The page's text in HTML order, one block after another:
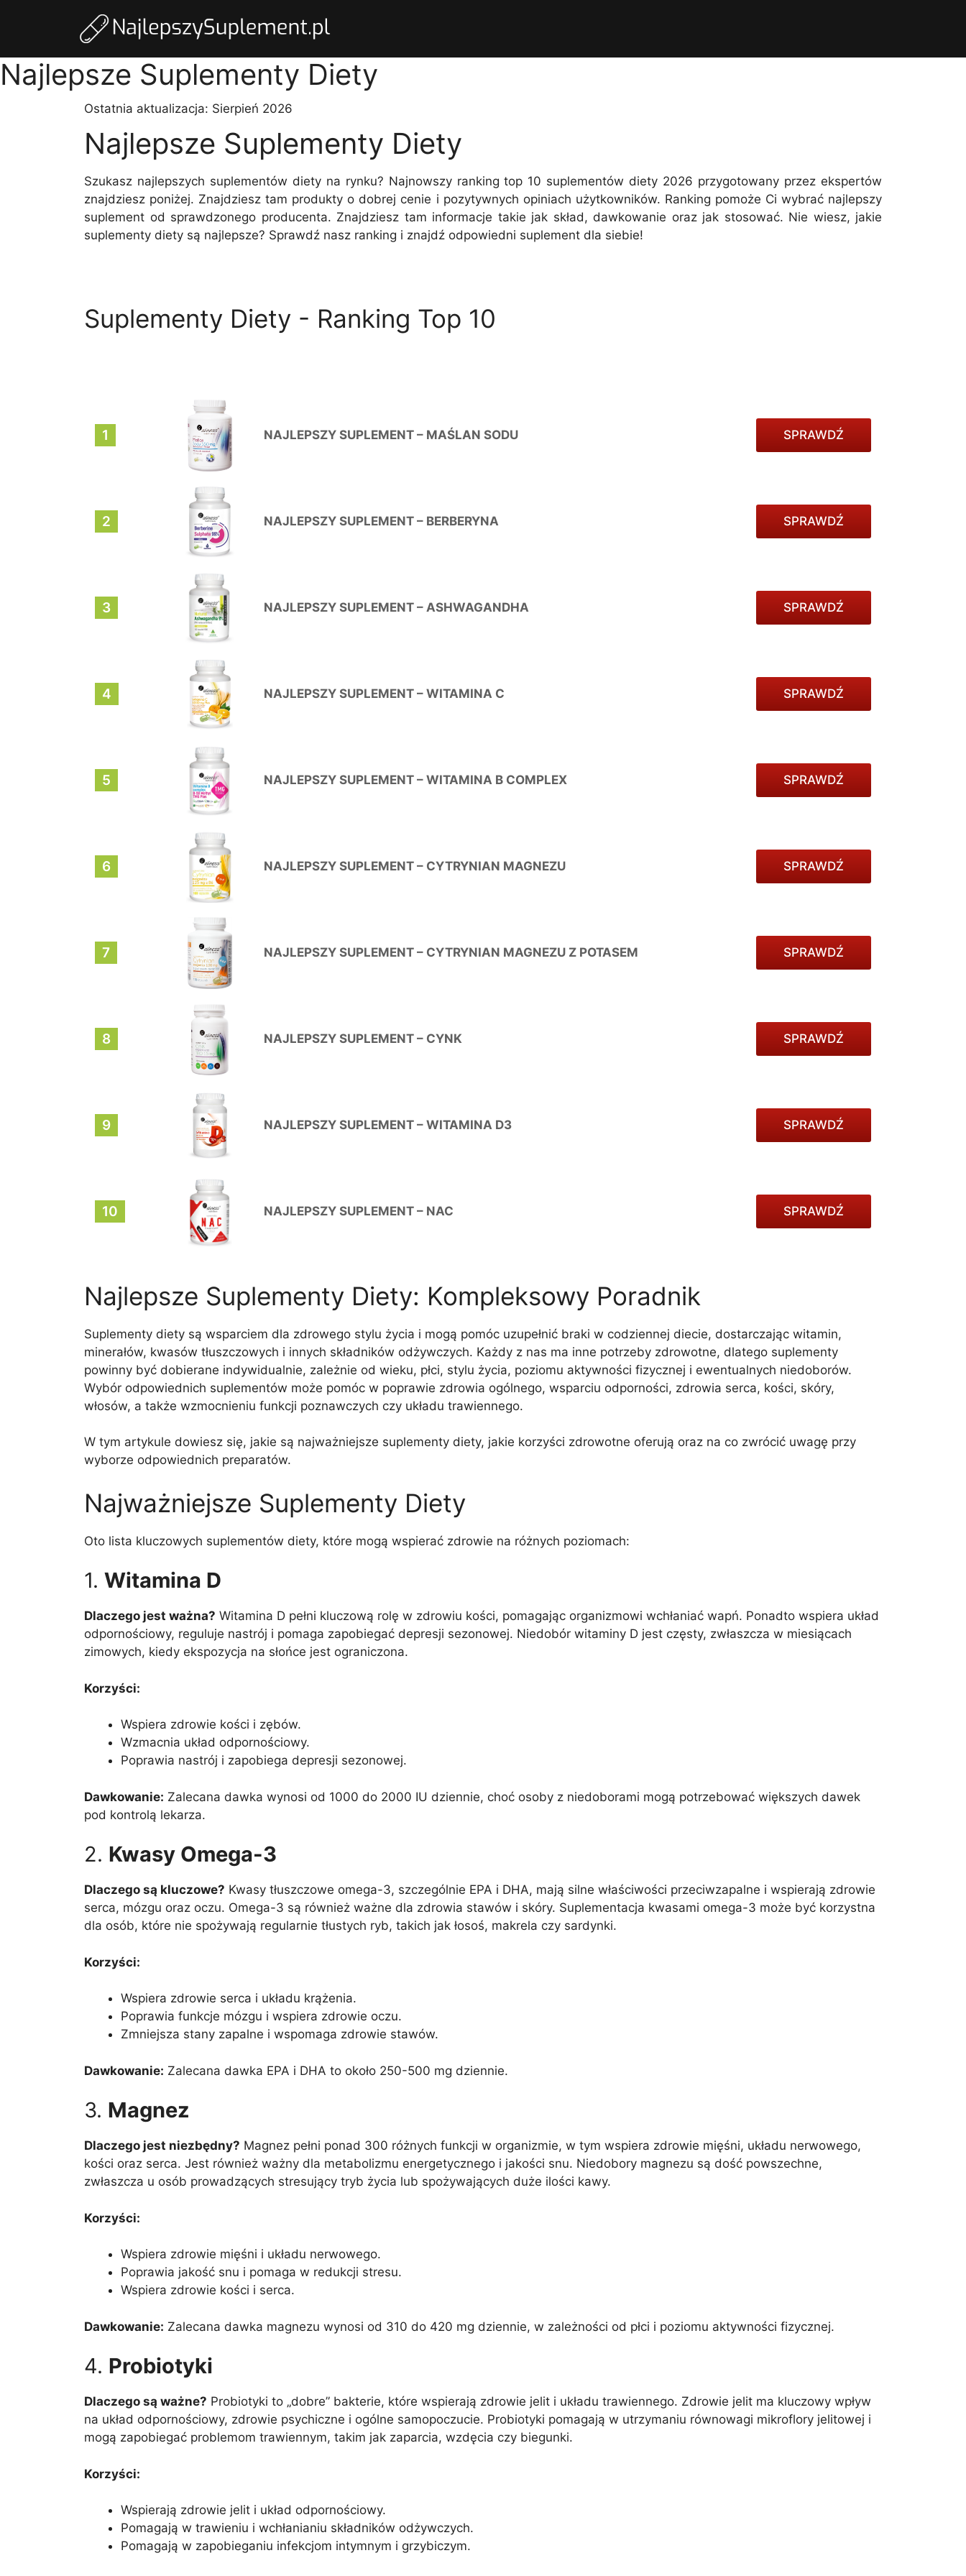
Najlepsze Suplementy Diety
Ostatnia aktualizacja: Sierpień 2026
Najlepsze Suplementy Diety
Szukasz najlepszych suplementów diety na rynku? Najnowszy ranking top 10 suplementów diety 2026 przygotowany przez ekspertów
znajdziesz poniżej. Znajdziesz tam produkty o dobrej cenie i pozytywnych opiniach użytkowników. Ranking pomoże Ci wybrać najlepszy
suplement od sprawdzonego producenta. Znajdziesz tam informacje takie jak skład, dawkowanie oraz jak stosować. Nie wiesz, jakie
suplementy diety są najlepsze? Sprawdź nasz ranking i znajdź odpowiedni suplement dla siebie!
Suplementy Diety - Ranking Top 10
1 NAJLEPSZY SUPLEMENT – MAŚLAN SODU SPRAWDŹ
2 NAJLEPSZY SUPLEMENT – BERBERYNA SPRAWDŹ
3 NAJLEPSZY SUPLEMENT – ASHWAGANDHA SPRAWDŹ
4 NAJLEPSZY SUPLEMENT – WITAMINA C SPRAWDŹ
5 NAJLEPSZY SUPLEMENT – WITAMINA B COMPLEX SPRAWDŹ
6 NAJLEPSZY SUPLEMENT – CYTRYNIAN MAGNEZU SPRAWDŹ
7 NAJLEPSZY SUPLEMENT – CYTRYNIAN MAGNEZU Z POTASEM SPRAWDŹ
8 NAJLEPSZY SUPLEMENT – CYNK SPRAWDŹ
9 NAJLEPSZY SUPLEMENT – WITAMINA D3 SPRAWDŹ
10 NAJLEPSZY SUPLEMENT – NAC SPRAWDŹ
Najlepsze Suplementy Diety: Kompleksowy Poradnik
Suplementy diety są wsparciem dla zdrowego stylu życia i mogą pomóc uzupełnić braki w codziennej diecie, dostarczając witamin,
minerałów, kwasów tłuszczowych i innych składników odżywczych. Każdy z nas ma inne potrzeby zdrowotne, dlatego suplementy
powinny być dobierane indywidualnie, zależnie od wieku, płci, stylu życia, poziomu aktywności fizycznej i ewentualnych niedoborów.
Wybór odpowiednich suplementów może pomóc w poprawie zdrowia ogólnego, wsparciu odporności, zdrowia serca, kości, skóry,
włosów, a także wzmocnieniu funkcji poznawczych czy układu trawiennego.
W tym artykule dowiesz się, jakie są najważniejsze suplementy diety, jakie korzyści zdrowotne oferują oraz na co zwrócić uwagę przy
wyborze odpowiednich preparatów.
Najważniejsze Suplementy Diety
Oto lista kluczowych suplementów diety, które mogą wspierać zdrowie na różnych poziomach:
1. Witamina D
Dlaczego jest ważna? Witamina D pełni kluczową rolę w zdrowiu kości, pomagając organizmowi wchłaniać wapń. Ponadto wspiera układ
odpornościowy, reguluje nastrój i pomaga zapobiegać depresji sezonowej. Niedobór witaminy D jest częsty, zwłaszcza w miesiącach
zimowych, kiedy ekspozycja na słońce jest ograniczona.
Korzyści:
Wspiera zdrowie kości i zębów.
Wzmacnia układ odpornościowy.
Poprawia nastrój i zapobiega depresji sezonowej.
Dawkowanie: Zalecana dawka wynosi od 1000 do 2000 IU dziennie, choć osoby z niedoborami mogą potrzebować większych dawek
pod kontrolą lekarza.
2. Kwasy Omega-3
Dlaczego są kluczowe? Kwasy tłuszczowe omega-3, szczególnie EPA i DHA, mają silne właściwości przeciwzapalne i wspierają zdrowie
serca, mózgu oraz oczu. Omega-3 są również ważne dla zdrowia stawów i skóry. Suplementacja kwasami omega-3 może być korzystna
dla osób, które nie spożywają regularnie tłustych ryb, takich jak łosoś, makrela czy sardynki.
Korzyści:
Wspiera zdrowie serca i układu krążenia.
Poprawia funkcje mózgu i wspiera zdrowie oczu.
Zmniejsza stany zapalne i wspomaga zdrowie stawów.
Dawkowanie: Zalecana dawka EPA i DHA to około 250-500 mg dziennie.
3. Magnez
Dlaczego jest niezbędny? Magnez pełni ponad 300 różnych funkcji w organizmie, w tym wspiera zdrowie mięśni, układu nerwowego,
kości oraz serca. Jest również ważny dla metabolizmu energetycznego i jakości snu. Niedobory magnezu są dość powszechne,
zwłaszcza u osób prowadzących stresujący tryb życia lub spożywających duże ilości kawy.
Korzyści:
Wspiera zdrowie mięśni i układu nerwowego.
Poprawia jakość snu i pomaga w redukcji stresu.
Wspiera zdrowie kości i serca.
Dawkowanie: Zalecana dawka magnezu wynosi od 310 do 420 mg dziennie, w zależności od płci i poziomu aktywności fizycznej.
4. Probiotyki
Dlaczego są ważne? Probiotyki to „dobre” bakterie, które wspierają zdrowie jelit i układu trawiennego. Zdrowie jelit ma kluczowy wpływ
na układ odpornościowy, zdrowie psychiczne i ogólne samopoczucie. Probiotyki pomagają w utrzymaniu równowagi mikroflory jelitowej i
mogą zapobiegać problemom trawiennym, takim jak zaparcia, wzdęcia czy biegunki.
Korzyści:
Wspierają zdrowie jelit i układ odpornościowy.
Pomagają w trawieniu i wchłanianiu składników odżywczych.
Pomagają w zapobieganiu infekcjom intymnym i grzybiczym.